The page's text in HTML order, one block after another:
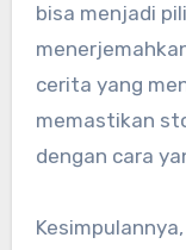
bisa menjadi
cerita yang
memastikan
dengan cara